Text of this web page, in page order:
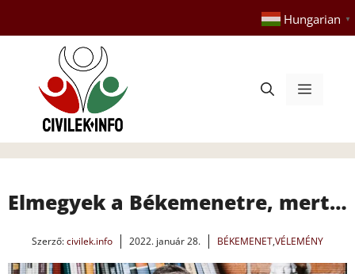
tartalomba
Hungarian ▼
Menü
Elmegyek a Békemenetre, mert…
Szerző:civilek.info 2022. január 28. BÉKEMENET,VÉLEMÉNY